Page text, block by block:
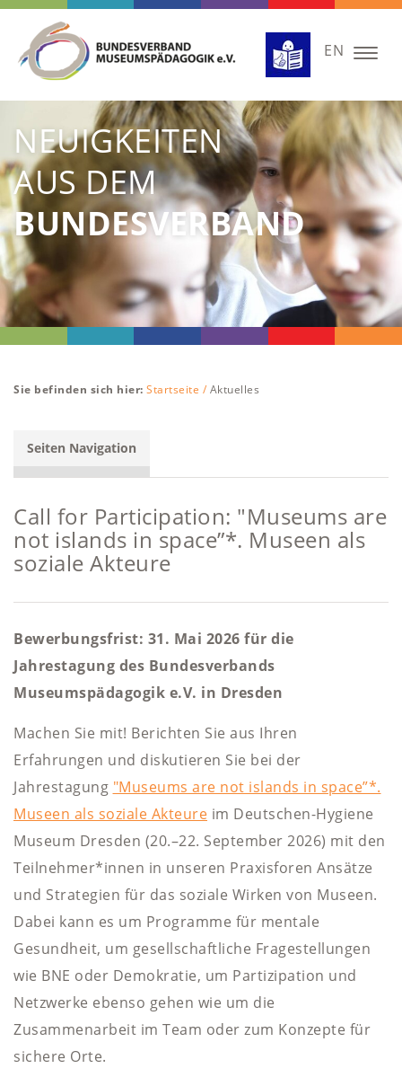
EN
NEUIGKEITEN
AUS DEM
BUNDESVERBAND
Sie befinden sich hier: Startseite / Aktuelles
Seiten Navigation
Call for Participation: "Museums are
not islands in space”*. Museen als
soziale Akteure
Bewerbungsfrist: 31. Mai 2026 für die
Jahrestagung des Bundesverbands
Museumspädagogik e.V. in Dresden
Machen Sie mit! Berichten Sie aus Ihren
Erfahrungen und diskutieren Sie bei der
Jahrestagung "Museums are not islands in space”*.
Museen als soziale Akteure im Deutschen-Hygiene
Museum Dresden (20.–22. September 2026) mit den
Teilnehmer*innen in unseren Praxisforen Ansätze
und Strategien für das soziale Wirken von Museen.
Dabei kann es um Programme für mentale
Gesundheit, um gesellschaftliche Fragestellungen
wie BNE oder Demokratie, um Partizipation und
Netzwerke ebenso gehen wie um die
Zusammenarbeit im Team oder zum Konzepte für
sichere Orte.